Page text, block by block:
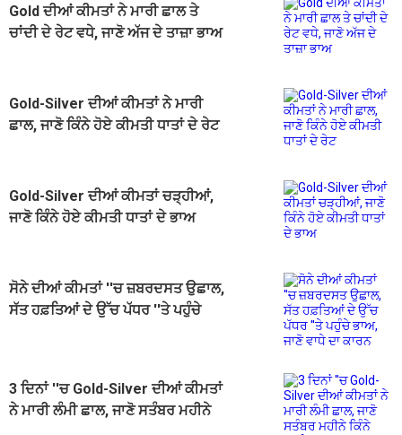
Gold ਦੀਆਂ ਕੀਮਤਾਂ ਨੇ ਮਾਰੀ ਛਾਲ ਤੇ
ਚਾਂਦੀ ਦੇ ਰੇਟ ਵਧੇ, ਜਾਣੋ ਅੱਜ ਦੇ ਤਾਜ਼ਾ ਭਾਅ
Gold-Silver ਦੀਆਂ ਕੀਮਤਾਂ ਨੇ ਮਾਰੀ
ਛਾਲ, ਜਾਣੋ ਕਿੰਨੇ ਹੋਏ ਕੀਮਤੀ ਧਾਤਾਂ ਦੇ ਰੇਟ
Gold-Silver ਦੀਆਂ ਕੀਮਤਾਂ ਚੜ੍ਹੀਆਂ,
ਜਾਣੋ ਕਿੰਨੇ ਹੋਏ ਕੀਮਤੀ ਧਾਤਾਂ ਦੇ ਭਾਅ
ਸੋਨੇ ਦੀਆਂ ਕੀਮਤਾਂ ''ਚ ਜ਼ਬਰਦਸਤ ਉਛਾਲ,
ਸੱਤ ਹਫ਼ਤਿਆਂ ਦੇ ਉੱਚ ਪੱਧਰ ''ਤੇ ਪਹੁੰਚੇ
3 ਦਿਨਾਂ ''ਚ Gold-Silver ਦੀਆਂ ਕੀਮਤਾਂ
ਨੇ ਮਾਰੀ ਲੰਮੀ ਛਾਲ, ਜਾਣੋ ਸਤੰਬਰ ਮਹੀਨੇ